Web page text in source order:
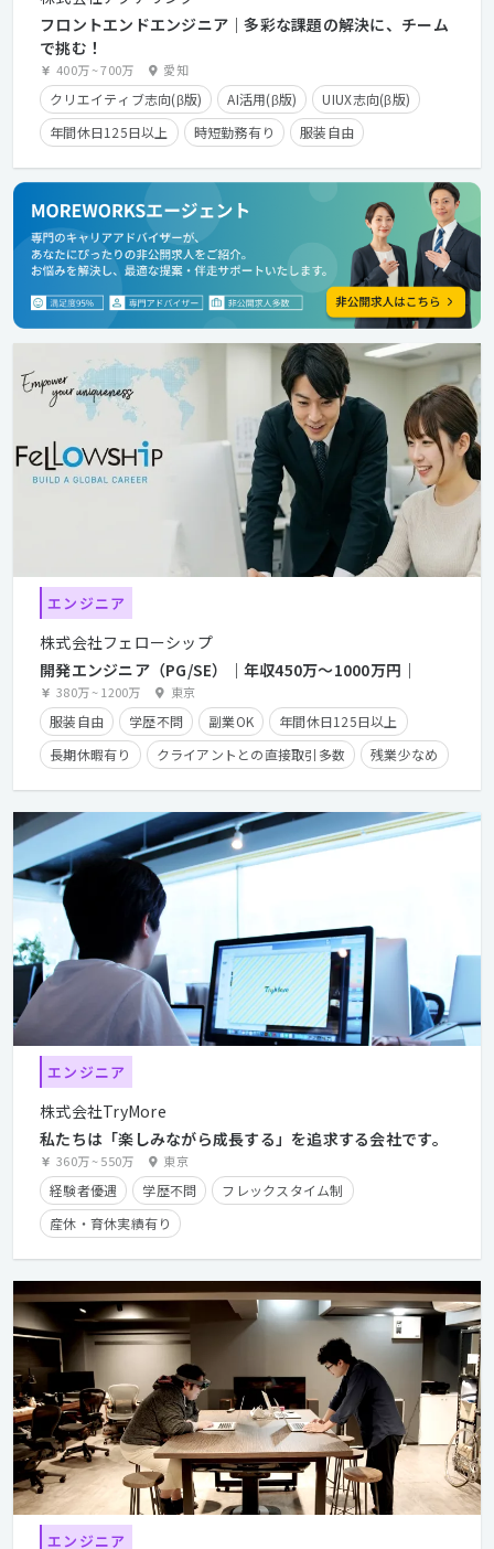
フロントエンドエンジニア｜多彩な課題の解決に、チーム
で挑む！
400万~700万 愛知
クリエイティブ志向(β版) AI活用(β版)
UIUX志向(β版)
年間休日125日以上
時短勤務有り
服装自由
カジュアル面談歓迎
クライアントとの直接取引多数
学歴不問
経験者優遇
エンジニア
株式会社フェローシップ
開発エンジニア（PG/SE）｜年収450万〜1000万円｜
380万~1200万 東京
服装自由 学歴不問 副業OK
年間休日125日以上
長期休暇有り
クライアントとの直接取引多数
残業少なめ
経験者優遇
残業手当有り 在宅勤務可
エンジニア
株式会社TryMore
私たちは「楽しみながら成長する」を追求する会社です。
360万~550万 東京
経験者優遇 学歴不問
フレックスタイム制
産休・育休実績有り
エンジニア